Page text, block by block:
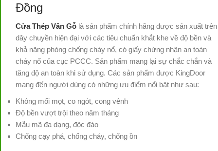
Đồng
Cửa Thép Vân Gỗ là sản phẩm chính hãng được sản xuất trên
dây chuyền hiện đại với các tiêu chuẩn khắt khe về độ bền và
khả năng phòng chống cháy nổ, có giấy chứng nhận an toàn
cháy nổ của cục PCCC. Sản phẩm mang lại sự chắc chắn và
tăng độ an toàn khi sử dụng. Các sản phẩm được KingDoor
mang đến người dùng có những ưu điểm nổi bật như sau:
Không mối mọt, co ngót, cong vênh
Độ bền vượt trội theo năm tháng
Mẫu mã đa dạng, độc đáo
Chống cạy phá, chống cháy, chống ồn